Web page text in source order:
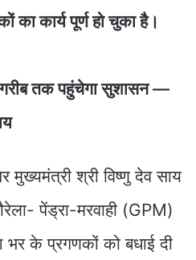
का कार्य पूर्ण हो चुका है।
तक पहुंचेगा सुशासन —
श्री विष्णु देव साय
पेंड्रा-मरवाही (GPM)
के प्रगणकों को बधाई दी